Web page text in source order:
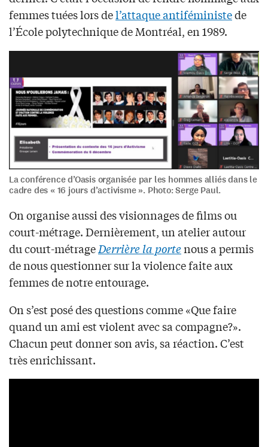
femmes tuées lors del’attaque antiféministede
l’École polytechnique de Montréal, en 1989.
La conférence d’Oasis organisée par les hommes alliés dans le
cadre des « 16 jours d’activisme ». Photo: Serge Paul.
On organise aussi des visionnages de films ou
court-métrage. Dernièrement, un atelier autour
du court-métrageDerrière la portenous a permis
de nous questionner sur la violence faite aux
femmes de notre entourage.
On s’est posé des questions comme «Que faire
quand un ami est violent avec sa compagne?».
Chacun peut donner son avis, sa réaction. C’est
très enrichissant.